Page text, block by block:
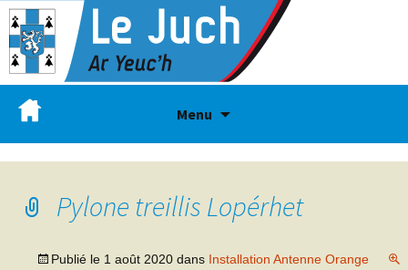
Menu
Pylone treillis Lopérhet
Publié le 1 août 2020 dans Installation Antenne Orange